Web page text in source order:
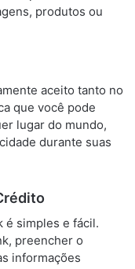
produtos ou
aceito tanto no
que você pode
lugar do mundo,
durante suas
é simples e fácil.
preencher o
informações